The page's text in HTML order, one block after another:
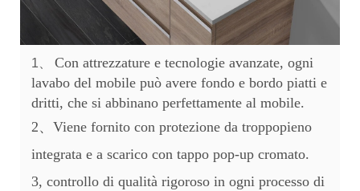
1、 Con attrezzature e tecnologie avanzate, ogni
lavabo del mobile può avere fondo e bordo piatti e
dritti, che si abbinano perfettamente al mobile.
2、Viene fornito con protezione da troppopieno
integrata e a scarico con tappo pop-up cromato.
3, controllo di qualità rigoroso in ogni processo di